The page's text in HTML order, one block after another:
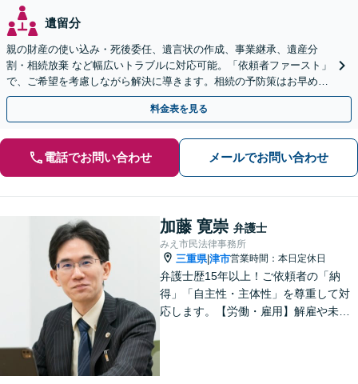
遺留分
親の財産の使い込み・死後委任、遺言状の作成、事業継承、遺産分
割・相続放棄 など幅広いトラブルに対応可能。「依頼者ファースト」
で、ご希望を考慮しながら解決に導きます。相続の予防策はお早めに
ご相談を【初回相談30分無料】【弁護士歴40年以上】
料金表を見る
電話でお問い合わせ メールでお問い合わせ
加藤 寛崇 弁護士
みえ市民法律事務所
三重県|津市営業時間：本日定休日
弁護士歴15年以上！ご依頼者の「納
得」「自主性・主体性」を尊重して対
応します。【労働・雇用】解雇や未払